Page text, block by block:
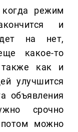
режим
и
на нет,
какое-то
также как и
улучшится
объявления
срочно
можно